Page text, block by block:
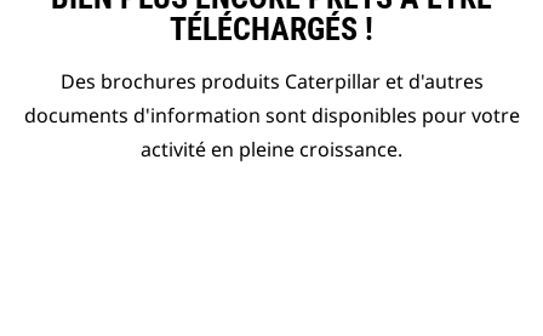
TÉLÉCHARGÉS !
Des brochures produits Caterpillar et d'autres
documents d'information sont disponibles pour votre
activité en pleine croissance.